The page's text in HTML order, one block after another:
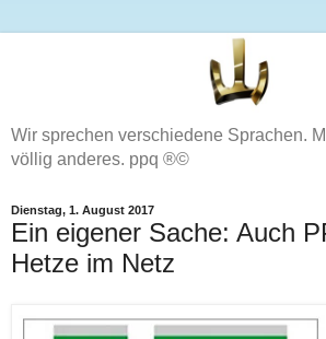
Wir sprechen verschiedene Sprachen.
völlig anderes. ppq ®©
Dienstag, 1. August 2017
Ein eigener Sache: Auch
Hetze im Netz